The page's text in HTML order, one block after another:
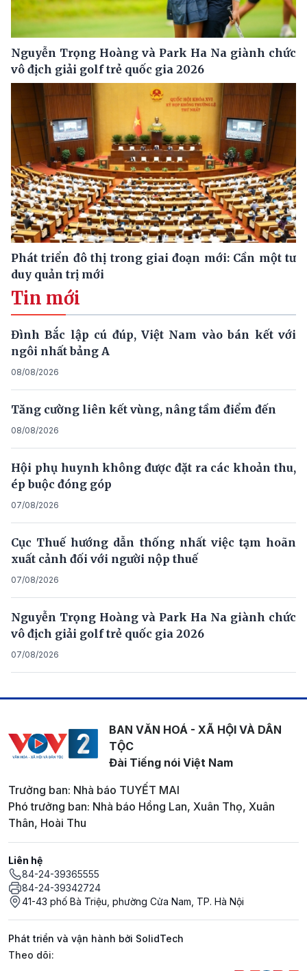
Nguyễn Trọng Hoàng và Park Ha Na giành chức
vô địch giải golf trẻ quốc gia 2026
Phát triển đô thị trong giai đoạn mới: Cần một tư
duy quản trị mới
Tin mới
Đình Bắc lập cú đúp, Việt Nam vào bán kết với
ngôi nhất bảng A
08/08/2026
Tăng cường liên kết vùng, nâng tầm điểm đến
08/08/2026
Hội phụ huynh không được đặt ra các khoản thu,
ép buộc đóng góp
07/08/2026
Cục Thuế hướng dẫn thống nhất việc tạm hoãn
xuất cảnh đối với người nộp thuế
07/08/2026
Nguyễn Trọng Hoàng và Park Ha Na giành chức
vô địch giải golf trẻ quốc gia 2026
07/08/2026
BAN VĂN HOÁ - XÃ HỘI VÀ DÂN
TỘC
Đài Tiếng nói Việt Nam
Trưởng ban: Nhà báo TUYẾT MAI
Phó trưởng ban: Nhà báo Hồng Lan, Xuân Thọ, Xuân
Thân, Hoài Thu
Liên hệ
84-24-39365555
84-24-39342724
41-43 phố Bà Triệu, phường Cửa Nam, TP. Hà Nội
Phát triển và vận hành bởi SolidTech
Mạng xã hội
Theo dõi: